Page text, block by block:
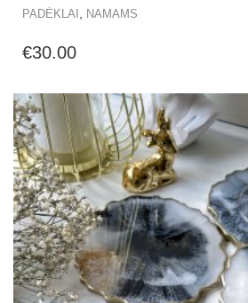
PADĖKLAI , NAMAMS
€30.00